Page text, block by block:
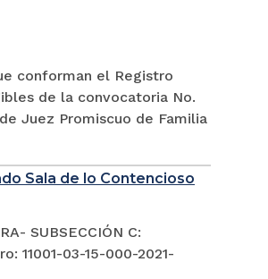
conforman el Registro
de la convocatoria No.
Juez Promiscuo de Familia
Sala de lo Contencioso
SUBSECCIÓN C:
11001-03-15-000-2021-